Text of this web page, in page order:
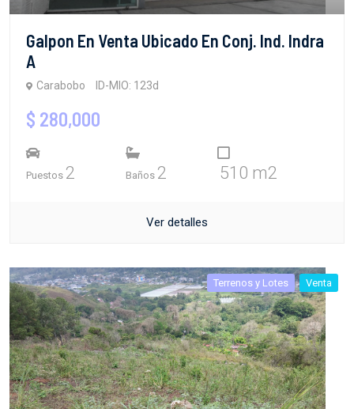
Galpon En Venta Ubicado En Conj. Ind. Indra
A
Carabobo ID-MIO: 123d
$ 280,000
Puestos 2 Baños 2 510 m2
Ver detalles
Terrenos y Lotes Venta